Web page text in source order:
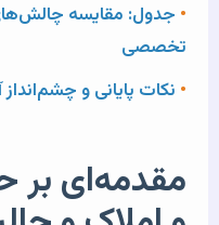
• جدول: مقایسه
تخصصی
• نکات پایانی و
مقدمه‌ای بر